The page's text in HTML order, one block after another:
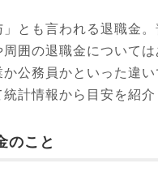
とも言われる退職金
囲の退職金について
公務員かといった違
計情報から目安を紹介
のこと